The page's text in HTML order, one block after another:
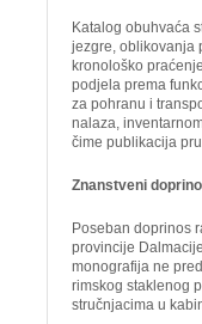
Katalog obuhvaća
jezgre, oblikovanja
kronološko
podjela prema
za pohranu i
nalaza,
čime publikacija
Znanstveni
Poseban doprinos
provincije
monografija ne
rimskog staklenog
stručnjacima u